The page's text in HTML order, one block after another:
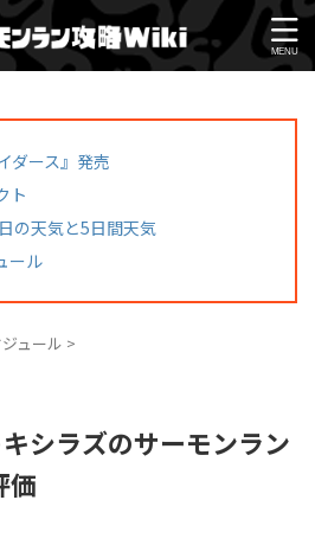
ダース』発売
ト
の天気と5日間天気
ール
ュール >
シラズのサーモンラン
価